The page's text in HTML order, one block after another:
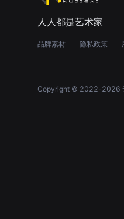
人人都是艺术家
品牌素材 隐私政策
Copyright © 2022-2026